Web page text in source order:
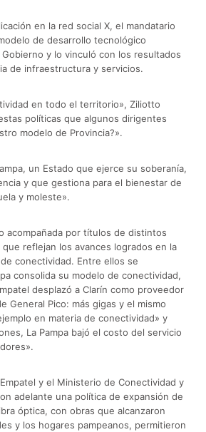
en la red social X, el mandatario
de desarrollo tecnológico
y lo vinculó con los resultados
de infraestructura y servicios.
en todo el territorio», Ziliotto
políticas que algunos dirigentes
modelo de Provincia?».
un Estado que ejerce su soberanía,
y que gestiona para el bienestar de
y moleste».
acompañada por títulos de distintos
reflejan los avances logrados en la
conectividad. Entre ellos se
consolida su modelo de conectividad,
desplazó a Clarín como proveedor
General Pico: más gigas y el mismo
en materia de conectividad» y
La Pampa bajó el costo del servicio
y el Ministerio de Conectividad y
adelante una política de expansión de
óptica, con obras que alcanzaron
y los hogares pampeanos, permitieron